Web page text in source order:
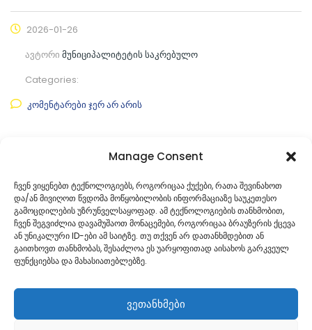
Manage Consent
ჩვენ ვიყენებთ ტექნოლოგიებს, როგორიცაა ქუქები, რათა შევინახოთ
და/ან მივიღოთ წვდომა მოწყობილობის ინფორმაციაზე საუკეთესო
გამოცდილების უზრუნველსაყოფად. ამ ტექნოლოგიების თანხმობით,
ჩვენ შეგვიძლია დავამუშაოთ მონაცემები, როგორიცაა ბრაუზერის ქცევა
ან უნიკალური ID-ები ამ საიტზე. თუ თქვენ არ დათანხმდებით ან
გაითხოვთ თანხმობას, შესაძლოა ეს უარყოფითად აისახოს გარკვეულ
ფუნქციებსა და მახასიათებლებზე.
ვეთანხმები
2026-01-26
ავტორი მუნიციპალიტეტის საკრებულო
Categories:
კომენტარები ჯერ არ არის
ფაილის ნახვა
ფაილის ტიპი:pdf
კატეგორიასაკრებულოს პროექტები